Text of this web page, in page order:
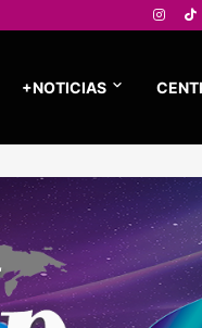
+NOTICIAS